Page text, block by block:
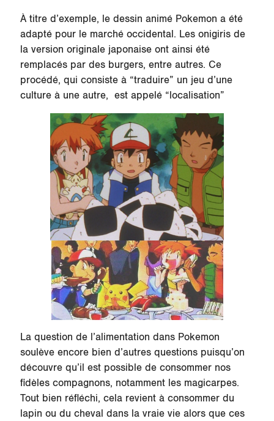
À titre d’exemple, le dessin animé Pokemon a été
adapté pour le marché occidental. Les onigiris de
la version originale japonaise ont ainsi été
remplacés par des burgers, entre autres. Ce
procédé, qui consiste à “traduire” un jeu d’une
culture à une autre, est appelé “localisation”
La question de l’alimentation dans Pokemon
soulève encore bien d’autres questions puisqu’on
découvre qu’il est possible de consommer nos
fidèles compagnons, notamment les magicarpes.
Tout bien réfléchi, cela revient à consommer du
lapin ou du cheval dans la vraie vie alors que ces